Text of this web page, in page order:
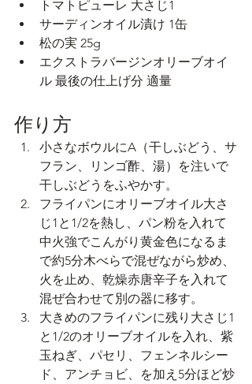
トマトピューレ 大さじ1
サーディンオイル漬け 1缶
松の実 25g
エクストラバージンオリーブオイ
ル 最後の仕上げ分 適量
作り方
小さなボウルにA（干しぶどう、サ
フラン、リンゴ酢、湯）を注いで
干しぶどうをふやかす。
フライパンにオリーブオイル大さ
じ1と1/2を熱し、パン粉を入れて
中火強でこんがり黄金色になるま
で約5分木べらで混ぜながら炒め、
火を止め、乾燥赤唐辛子を入れて
混ぜ合わせて別の器に移す。
大きめのフライパンに残り大さじ1
と1/2のオリーブオイルを入れ、紫
玉ねぎ、パセリ、フェンネルシー
ド、アンチョビ、を加え5分ほど炒